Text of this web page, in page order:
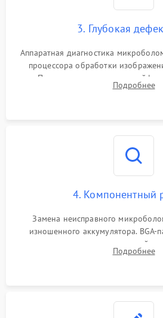
3. Глубокая
Аппаратная диагностика
процессора обработки
Проверка целостности
интерфейсов связи. Выявление
Подробнее
4. Компонентный
Замена неисправного
изношенного аккумулятора.
контроллеров на материнской
разъемов и кнопок, замена
Подробнее